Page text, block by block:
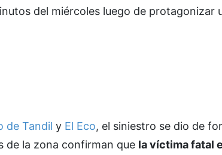
del miércoles luego de protagonizar
de Tandil y El Eco, el siniestro se dio de
de la zona confirman que la víctima fatal